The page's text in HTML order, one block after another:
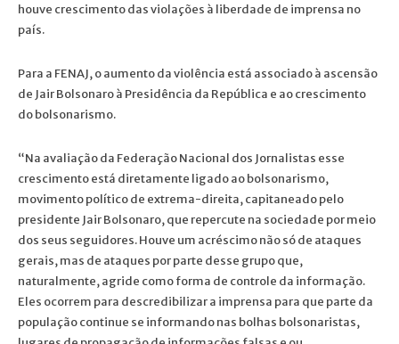
houve crescimento das violações à liberdade de imprensa no
país.
Para a FENAJ, o aumento da violência está associado à ascensão
de Jair Bolsonaro à Presidência da República e ao crescimento
do bolsonarismo.
“Na avaliação da Federação Nacional dos Jornalistas esse
crescimento está diretamente ligado ao bolsonarismo,
movimento político de extrema-direita, capitaneado pelo
presidente Jair Bolsonaro, que repercute na sociedade por meio
dos seus seguidores. Houve um acréscimo não só de ataques
gerais, mas de ataques por parte desse grupo que,
naturalmente, agride como forma de controle da informação.
Eles ocorrem para descredibilizar a imprensa para que parte da
população continue se informando nas bolhas bolsonaristas,